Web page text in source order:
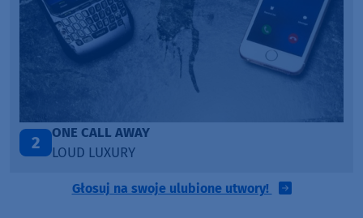
3
Talk To You
ANOTR ft. 54 Ultra
Głosuj na swoje ulubione utwory!